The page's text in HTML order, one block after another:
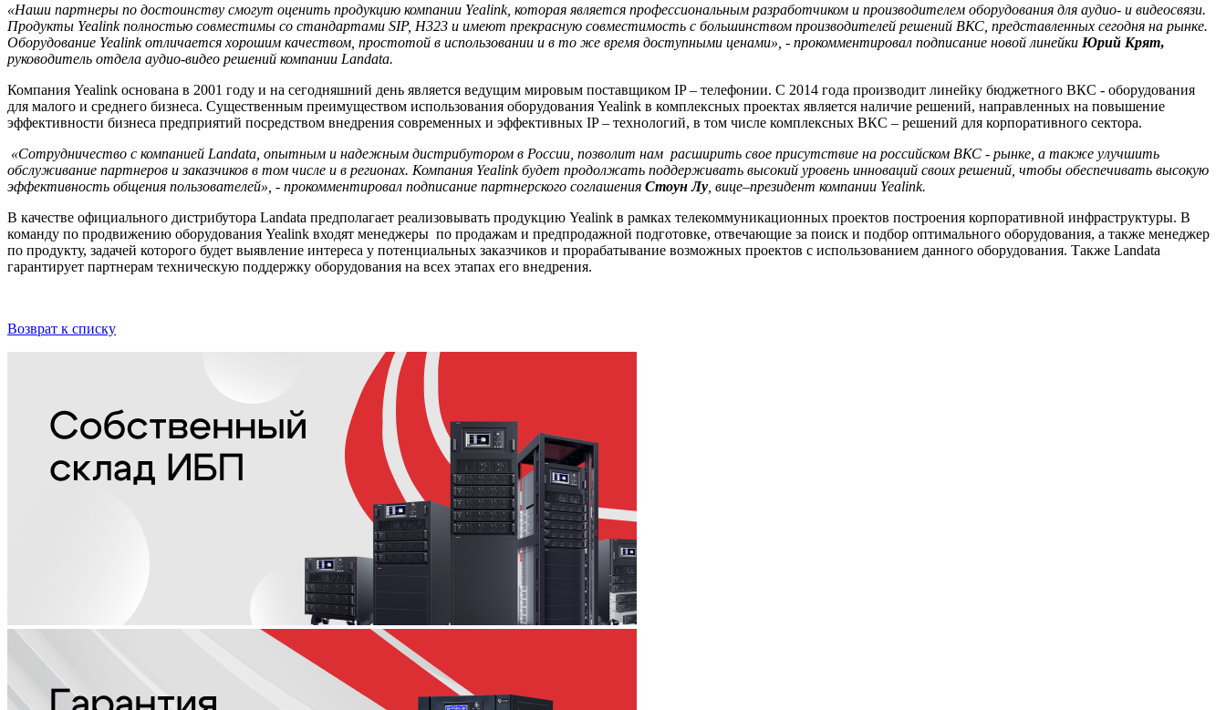
«Наши партнеры по достоинству смогут оценить продукцию компании Yealink, которая является профессиональным разработчиком и производителем оборудования для аудио- и видеосвязи.
Продукты Yealinkполностью совместимы со стандартами SIP, H323 и имеют прекрасную совместимость с большинством производителей решений ВКС, представленных сегодня на рынке.
Оборудование Yealinkотличается хорошим качеством, простотой в использовании и в то же время доступными ценами», - прокомментировал подписание новой линейки Юрий Крят,
руководитель отдела аудио-видео решений компании Landata.
Компания Yealink основана в 2001 году и на сегодняшний день является ведущим мировым поставщиком IP – телефонии. С 2014 года производит линейку бюджетного ВКС - оборудования
для малого и среднего бизнеса. Существенным преимуществом использования оборудования Yealink в комплексных проектах является наличие решений, направленных на повышение
эффективности бизнеса предприятий посредством внедрения современных и эффективных IP – технологий, в том числе комплексных ВКС – решений для корпоративного сектора.
«Сотрудничество с компанией Landata , опытным и надежным дистрибутором в России, позволит нам расширить свое присутствие на российском ВКС - рынке, а также улучшить
обслуживание партнеров и заказчиков в том числе и в регионах. Компания Yealinkбудет продолжать поддерживать высокий уровень инноваций своих решений, чтобы обеспечивать высокую
эффективность общения пользователей», - прокомментировал подписание партнерского соглашения Стоун Лу , вице–президент компании Yealink.
В качестве официального дистрибутора Landata предполагает реализовывать продукцию Yealink в рамках телекоммуникационных проектов построения корпоративной инфраструктуры. В
команду по продвижению оборудования Yealink входят менеджеры по продажам и предпродажной подготовке, отвечающие за поиск и подбор оптимального оборудования, а также менеджер
по продукту, задачей которого будет выявление интереса у потенциальных заказчиков и прорабатывание возможных проектов с использованием данного оборудования. Также Landata
гарантирует партнерам техническую поддержку оборудования на всех этапах его внедрения.
Возврат к списку